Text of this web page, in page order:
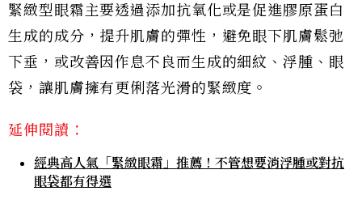
緊緻型眼霜主要透過添加抗氧化或是促進膠原蛋白
生成的成分，提升肌膚的彈性，避免眼下肌膚鬆弛
下垂，或改善因作息不良而生成的細紋、浮腫、眼
袋，讓肌膚擁有更俐落光滑的緊緻度。
延伸閱讀：
經典高人氣「緊緻眼霜」推薦！不管想要消浮腫或對抗
眼袋都有得選